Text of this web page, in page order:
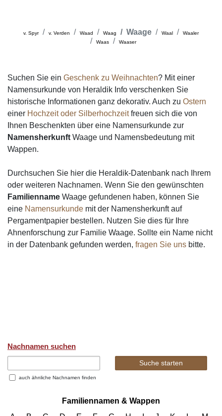
v. Spyr v. Verden Waad Waag Waage Waal
Waaler
Waas
Waaser
Suchen Sie ein Geschenk zu Weihnachten? Mit einer
Namensurkunde von Heraldik Info verschenken Sie
historische Informationen ganz dekorativ. Auch zu Ostern
einer Hochzeit oder Silberhochzeitfreuen sich die von
Ihnen Beschenkten über eine Namensurkunde zur
Namensherkunft Waage und Namensbedeutung mit
Wappen.
Durchsuchen Sie hier die Heraldik-Datenbank nach Ihrem
oder weiteren Nachnamen. Wenn Sie den gewünschten
Familienname Waage gefundenen haben, können Sie
eine Namensurkunde mit der Namensherkunft auf
Pergamentpapier bestellen. Nutzen Sie dies für Ihre
Ahnenforschung zur Familie Waage. Sollte ein Name nicht
in der Datenbank gefunden werden, fragen Sie uns bitte.
Nachnamen suchen
auch ähnliche Nachnamen finden
Familiennamen & Wappen